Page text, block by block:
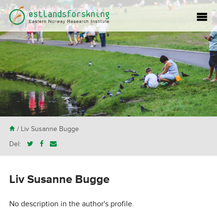
H/ Liv Susanne Bugge
Del:
Liv Susanne Bugge
No description in the author's profile.